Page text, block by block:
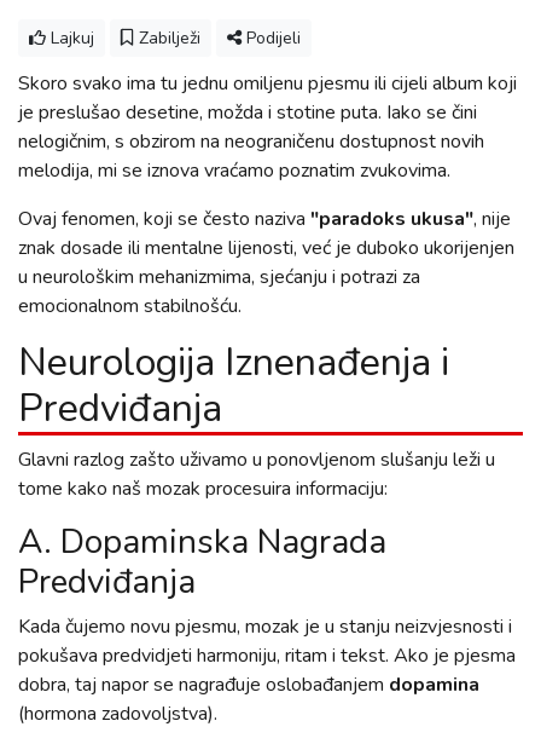
Lajkuj Zabilježi Podijeli
Skoro svako ima tu jednu omiljenu pjesmu ili cijeli album koji
je preslušao desetine, možda i stotine puta. Iako se čini
nelogičnim, s obzirom na neograničenu dostupnost novih
melodija, mi se iznova vraćamo poznatim zvukovima.
Ovaj fenomen, koji se često naziva "paradoks ukusa", nije
znak dosade ili mentalne lijenosti, već je duboko ukorijenjen
u neurološkim mehanizmima, sjećanju i potrazi za
emocionalnom stabilnošću.
Neurologija Iznenađenja i
Predviđanja
Glavni razlog zašto uživamo u ponovljenom slušanju leži u
tome kako naš mozak procesuira informaciju:
A. Dopaminska Nagrada
Predviđanja
Kada čujemo novu pjesmu, mozak je u stanju neizvjesnosti i
pokušava predvidjeti harmoniju, ritam i tekst. Ako je pjesma
dobra, taj napor se nagrađuje oslobađanjem dopamina
(hormona zadovoljstva).